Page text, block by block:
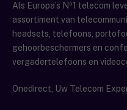
Als Europa’s Nº1 telecom
assortiment van
headsets, telefoons,
gehoorbeschermers en
vergadertelefoons en
Onedirect, Uw Telecom